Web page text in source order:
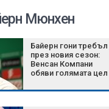
Мюнхен
Байерн гони требъл
през новия сезон:
Венсан Компани
обяви голямата цел